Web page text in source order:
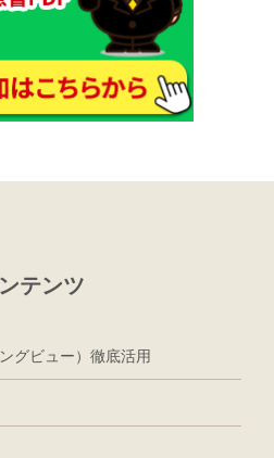
テンツ
グビュー）徹底活用